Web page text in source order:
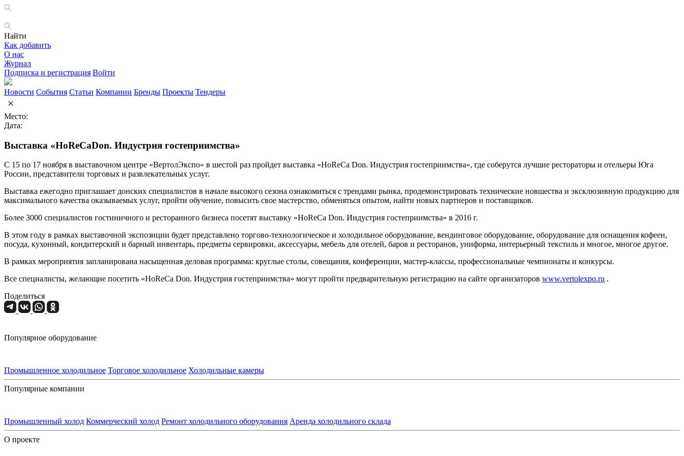
Найти
Как добавить
О нас
Журнал
Подписка и регистрация Войти
Новости События Статьи Компании Бренды Проекты Тендеры
Место:
Дата:
Выставка «HoReCaDon. Индустрия гостеприимства»
С 15 по 17 ноября в выставочном центре «ВертолЭкспо» в шестой раз пройдет выставка «HoReCa Don. Индустрия гостеприимства», где соберутся лучшие рестораторы и отельеры Юга
России, представители торговых и развлекательных услуг.
Выставка ежегодно приглашает донских специалистов в начале высокого сезона ознакомиться с трендами рынка, продемонстрировать технические новшества и эксклюзивную продукцию для
максимального качества оказываемых услуг, пройти обучение, повысить свое мастерство, обменяться опытом, найти новых партнеров и поставщиков.
Более 3000 специалистов гостиничного и ресторанного бизнеса посетят выставку «HoReCa Don. Индустрия гостеприимства» в 2016 г.
В этом году в рамках выставочной экспозиции будет представлено торгово-технологическое и холодильное оборудование, вендинговое оборудование, оборудование для оснащения кофеен,
посуда, кухонный, кондитерский и барный инвентарь, предметы сервировки, аксессуары, мебель для отелей, баров и ресторанов, униформа, интерьерный текстиль и многое, многое другое.
В рамках мероприятия запланирована насыщенная деловая программа: круглые столы, совещания, конференции, мастер-классы, профессиональные чемпионаты и конкурсы.
Все специалисты, желающие посетить «HoReCa Don. Индустрия гостеприимства» могут пройти предварительную регистрацию на сайте организаторов www.vertolexpo.ru .
Поделиться
Популярное оборудование
Промышленное холодильное Торговое холодильное Холодильные камеры
Популярные компании
Промышленный холод Коммерческий холод Ремонт холодильного оборудования Аренда холодильного склада
О проекте